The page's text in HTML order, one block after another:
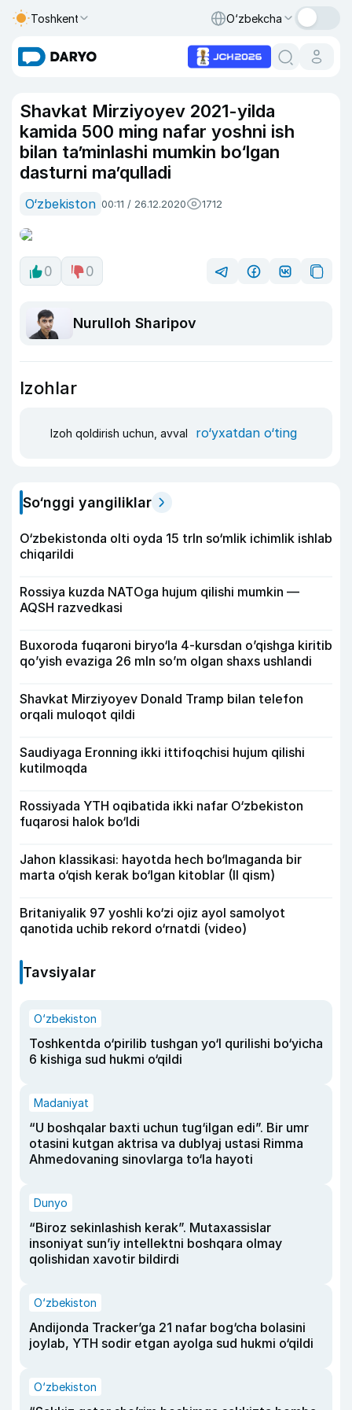
Toshkent O‘zbekcha
Shavkat Mirziyoyev 2021-yilda
kamida 500 ming nafar yoshni ish
bilan ta’minlashi mumkin bo‘lgan
dasturni ma’qulladi
O‘zbekiston 00:11 / 26.12.2020 1712
0 0
Nurulloh Sharipov
Izohlar
Izoh qoldirish uchun, avval ro‘yxatdan o‘ting
So‘nggi yangiliklar
O‘zbekistonda olti oyda 15 trln so‘mlik ichimlik ishlab
chiqarildi
Rossiya kuzda NATOga hujum qilishi mumkin —
AQSH razvedkasi
Buxoroda fuqaroni biryo‘la 4-kursdan o’qishga kiritib
qo’yish evaziga 26 mln so’m olgan shaxs ushlandi
Shavkat Mirziyoyev Donald Tramp bilan telefon
orqali muloqot qildi
Saudiyaga Eronning ikki ittifoqchisi hujum qilishi
kutilmoqda
Rossiyada YTH oqibatida ikki nafar O‘zbekiston
fuqarosi halok bo‘ldi
Jahon klassikasi: hayotda hech bo‘lmaganda bir
marta o‘qish kerak bo‘lgan kitoblar (II qism)
Britaniyalik 97 yoshli ko‘zi ojiz ayol samolyot
qanotida uchib rekord o‘rnatdi (video)
Tavsiyalar
O‘zbekiston
Toshkentda o‘pirilib tushgan yo‘l qurilishi bo‘yicha
6 kishiga sud hukmi o‘qildi
Madaniyat
“U boshqalar baxti uchun tug‘ilgan edi”. Bir umr
otasini kutgan aktrisa va dublyaj ustasi Rimma
Ahmedovaning sinovlarga to‘la hayoti
Dunyo
“Biroz sekinlashish kerak”. Mutaxassislar
insoniyat sun’iy intellektni boshqara olmay
qolishidan xavotir bildirdi
O‘zbekiston
Andijonda Tracker’ga 21 nafar bog‘cha bolasini
joylab, YTH sodir etgan ayolga sud hukmi o‘qildi
O‘zbekiston